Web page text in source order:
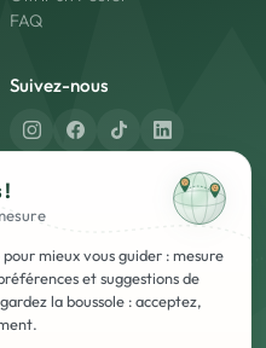
FAQ
Suivez-nous
Paiement sécurisé
!
mieux vous guider : mesure
et suggestions de
la boussole : acceptez,